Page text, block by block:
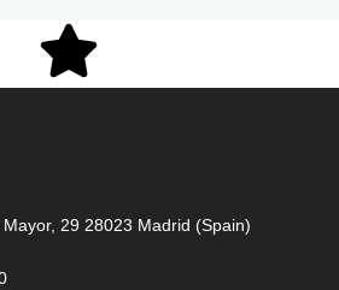
29 28023 Madrid (Spain)